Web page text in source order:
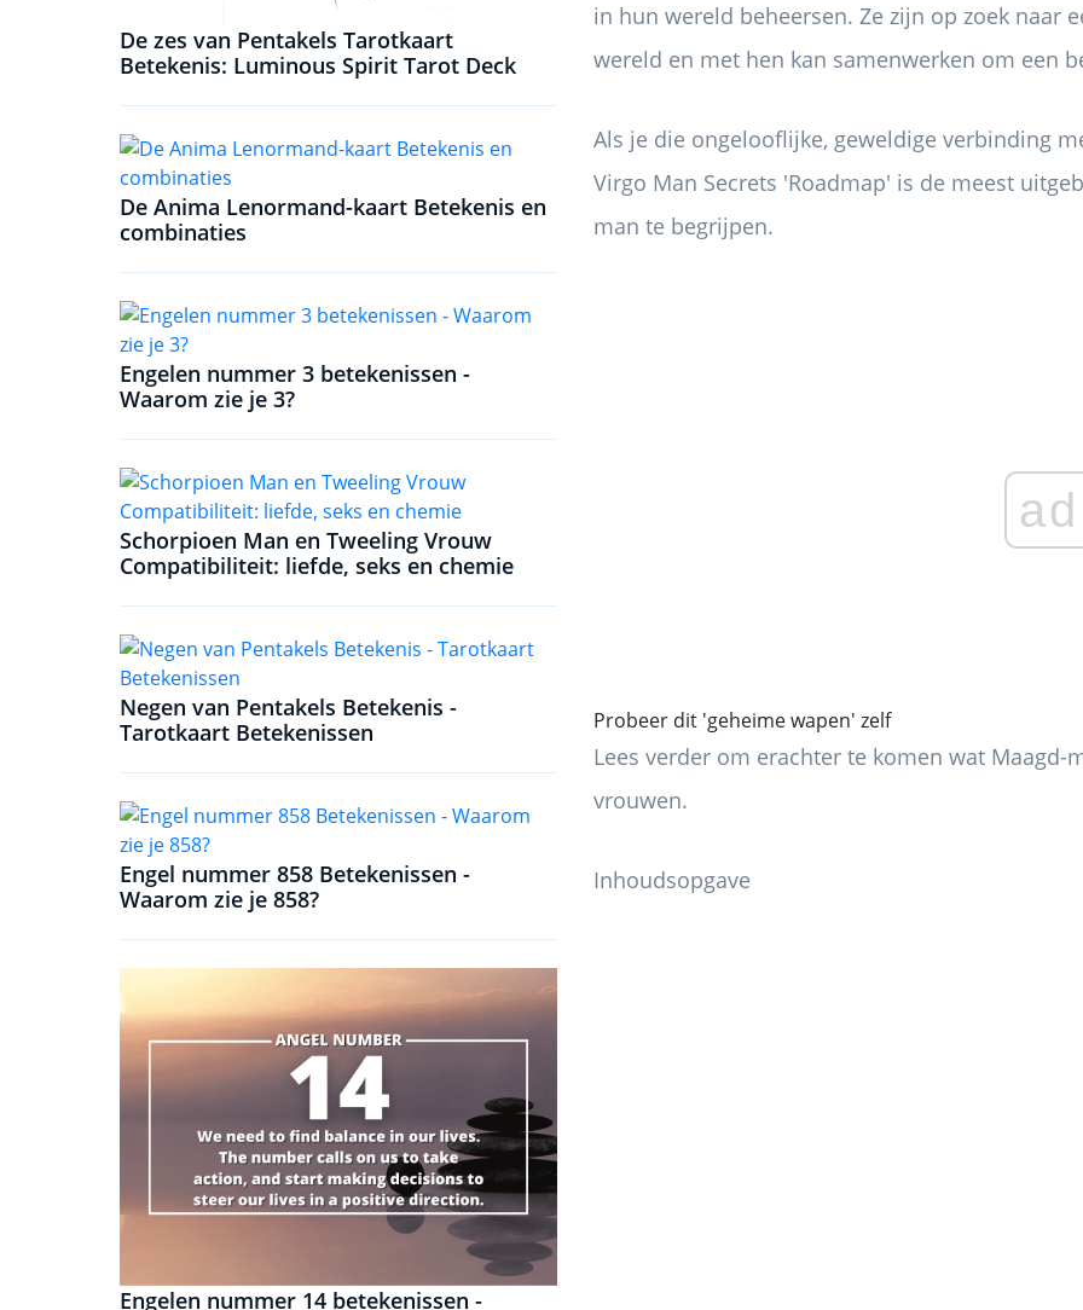
De zes van Pentakels Tarotkaart
Betekenis: Luminous Spirit Tarot Deck
De Anima Lenormand-kaart Betekenis en
combinaties
Engelen nummer 3 betekenissen -
Waarom zie je 3?
Schorpioen Man en Tweeling Vrouw
Compatibiliteit: liefde, seks en chemie
Negen van Pentakels Betekenis -
Tarotkaart Betekenissen
Engel nummer 858 Betekenissen -
Waarom zie je 858?
Engelen nummer 14 betekenissen -
in hun wereld beheersen. Ze zijn op zoek naar
wereld en met hen kan samenwerken om een
Als je die ongelooflijke, geweldige verbinding
Virgo Man Secrets 'Roadmap' is de meest
man te begrijpen.
ad
Probeer dit 'geheime wapen' zelf
Lees verder om erachter te komen wat
vrouwen.
Inhoudsopgave